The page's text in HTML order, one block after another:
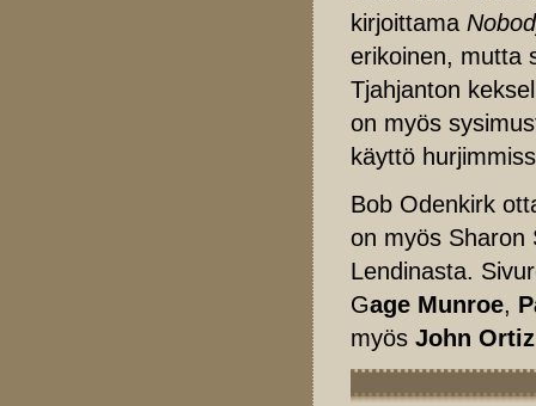
kirjoittama
erikoinen, mutta
Tjahjanton
on myös
käyttö
Bob Odenkirk
on myös Sharon
Lendinasta.
Gage Munroe,
myös John